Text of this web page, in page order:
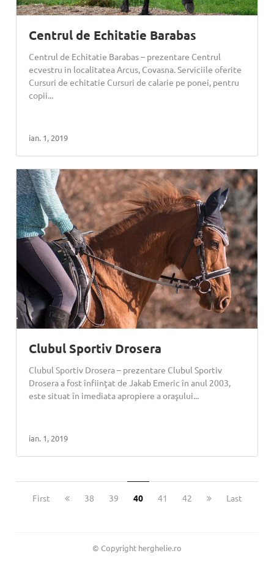
Centrul de Echitatie Barabas
Centrul de Echitatie Barabas – prezentare Centrul
ecvestru in localitatea Arcus, Covasna. Serviciile oferite
Cursuri de echitatie Cursuri de calarie pe ponei, pentru
copii...
ian. 1, 2019
Clubul Sportiv Drosera
Clubul Sportiv Drosera – prezentare Clubul Sportiv
Drosera a fost înfiinţat de Jakab Emeric în anul 2003,
este situat în imediata apropiere a oraşului...
ian. 1, 2019
First 38 39 40 41 42 Last
© Copyright herghelie.ro